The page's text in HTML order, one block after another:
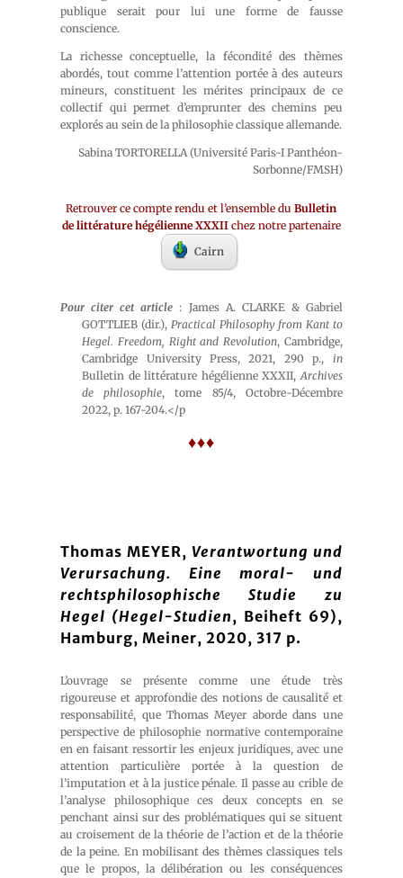
publique serait pour lui une forme de fausse
conscience.
La richesse conceptuelle, la fécondité des thèmes
abordés, tout comme l’attention portée à des auteurs
mineurs, constituent les mérites principaux de ce
collectif qui permet d’emprunter des chemins peu
explorés au sein de la philosophie classique allemande.
Sabina TORTORELLA (Université Paris-I Panthéon-
Sorbonne/FMSH)
Retrouver ce compte rendu et l’ensemble duBulletin
de littérature hégélienne XXXII chez notre partenaire
Cairn
Pour citer cet article : James A. CLARKE & Gabriel
GOTTLIEB (dir.), Practical Philosophy from Kant to
Hegel. Freedom, Right and Revolution, Cambridge,
Cambridge University Press, 2021, 290 p., in
Bulletin de littérature hégélienne XXXII,Archives
de philosophie, tome 85/4, Octobre-Décembre
2022, p. 167-204.</p
♦♦♦
Thomas MEYER, Verantwortung und
Verursachung. Eine moral- und
rechtsphilosophische Studie zu
Hegel (Hegel-Studien, Beiheft 69),
Hamburg, Meiner, 2020, 317 p.
L’ouvrage se présente comme une étude très
rigoureuse et approfondie des notions de causalité et
responsabilité, que Thomas Meyer aborde dans une
perspective de philosophie normative contemporaine
en en faisant ressortir les enjeux juridiques, avec une
attention particulière portée à la question de
l’imputation et à la justice pénale. Il passe au crible de
l’analyse philosophique ces deux concepts en se
penchant ainsi sur des problématiques qui se situent
au croisement de la théorie de l’action et de la théorie
de la peine. En mobilisant des thèmes classiques tels
que le propos, la délibération ou les conséquences